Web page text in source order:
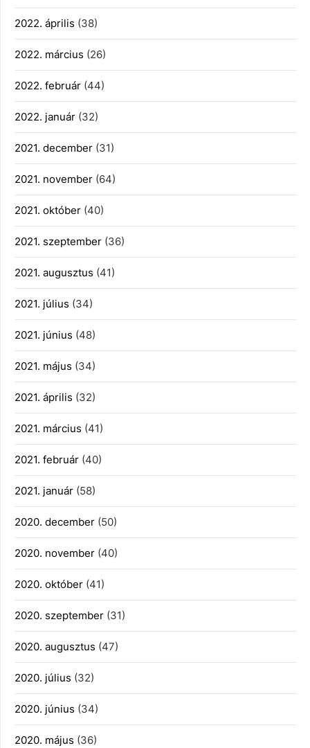
2022. április (38)
2022. március (26)
2022. február (44)
2022. január (32)
2021. december (31)
2021. november (64)
2021. október (40)
2021. szeptember (36)
2021. augusztus (41)
2021. július (34)
2021. június (48)
2021. május (34)
2021. április (32)
2021. március (41)
2021. február (40)
2021. január (58)
2020. december (50)
2020. november (40)
2020. október (41)
2020. szeptember (31)
2020. augusztus (47)
2020. július (32)
2020. június (34)
2020. május (36)